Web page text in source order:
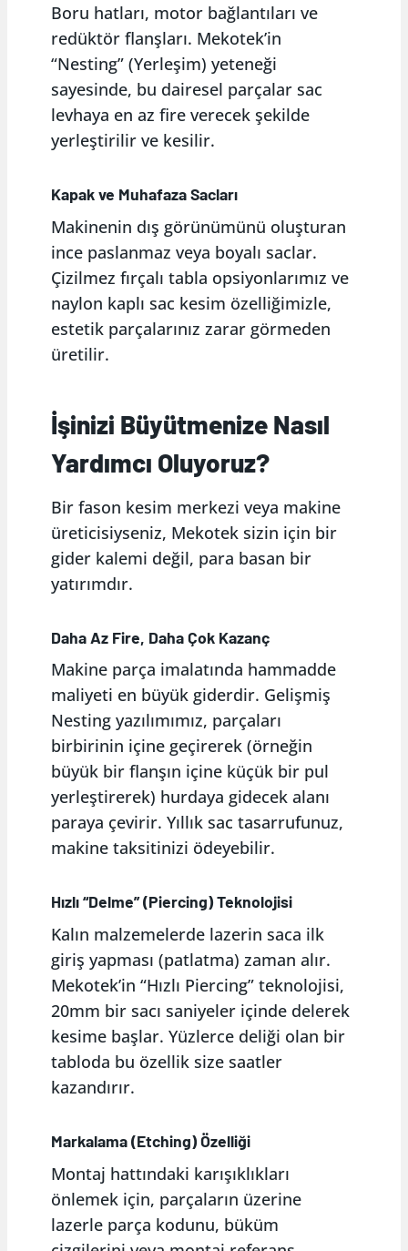
Boru hatları, motor bağlantıları ve
redüktör flanşları. Mekotek’in
“Nesting” (Yerleşim) yeteneği
sayesinde, bu dairesel parçalar sac
levhaya en az fire verecek şekilde
yerleştirilir ve kesilir.
Kapak ve Muhafaza Sacları
Makinenin dış görünümünü oluşturan
ince paslanmaz veya boyalı saclar.
Çizilmez fırçalı tabla opsiyonlarımız ve
naylon kaplı sac kesim özelliğimizle,
estetik parçalarınız zarar görmeden
üretilir.
İşinizi Büyütmenize Nasıl
Yardımcı Oluyoruz?
Bir fason kesim merkezi veya makine
üreticisiyseniz, Mekotek sizin için bir
gider kalemi değil, para basan bir
yatırımdır.
Daha Az Fire, Daha Çok Kazanç
Makine parça imalatında hammadde
maliyeti en büyük giderdir. Gelişmiş
Nesting yazılımımız, parçaları
birbirinin içine geçirerek (örneğin
büyük bir flanşın içine küçük bir pul
yerleştirerek) hurdaya gidecek alanı
paraya çevirir. Yıllık sac tasarrufunuz,
makine taksitinizi ödeyebilir.
Hızlı “Delme” (Piercing) Teknolojisi
Kalın malzemelerde lazerin saca ilk
giriş yapması (patlatma) zaman alır.
Mekotek’in “Hızlı Piercing” teknolojisi,
20mm bir sacı saniyeler içinde delerek
kesime başlar. Yüzlerce deliği olan bir
tabloda bu özellik size saatler
kazandırır.
Markalama (Etching) Özelliği
Montaj hattındaki karışıklıkları
önlemek için, parçaların üzerine
lazerle parça kodunu, büküm